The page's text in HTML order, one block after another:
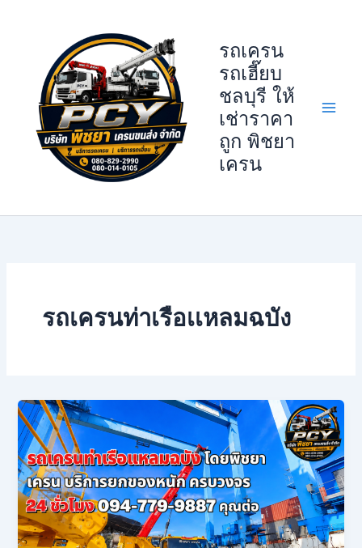
รถเครน
รถเฮี๊ยบ
ชลบุรี ให้
เช่าราคา
ถูก พิชยา
เครน
รถเครนท่าเรือเเหลมฉบัง